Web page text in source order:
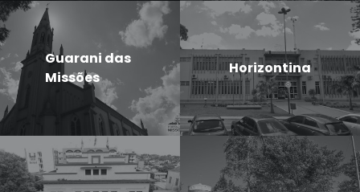
Guarani das
Missões
Horizontina